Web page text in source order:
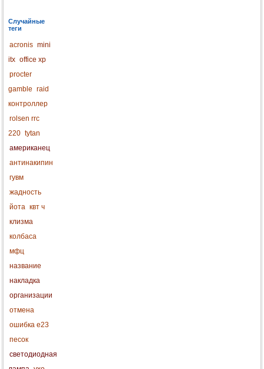
Случайные
теги
acronis mini
itx office xp
procter
gamble raid
контроллер
rolsen rrc
220 tytan
американец
антинакипин
гувм
жадность
йота квт ч
клизма
колбаса
мфц
название
накладка
организации
отмена
ошибка e23
песок
светодиодная